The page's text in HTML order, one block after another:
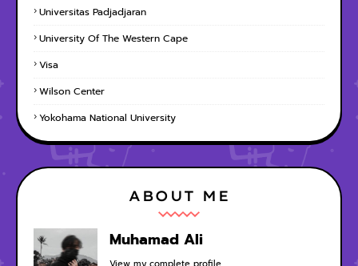
Universitas Padjadjaran
University Of The Western Cape
Visa
Wilson Center
Yokohama National University
ABOUT ME
Muhamad Ali